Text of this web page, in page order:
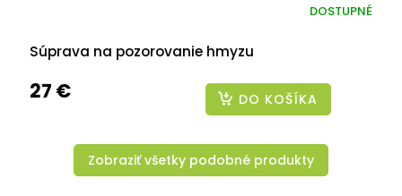
Súprava na pozorovanie hmyzu
DOSTUPNÉ
27 € DO KOŠÍKA
Zobraziť všetky podobné produkty